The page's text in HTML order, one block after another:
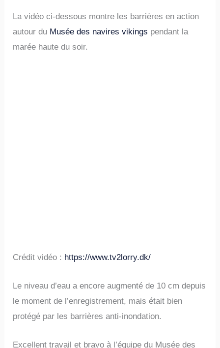
La vidéo ci-dessous montre les barrières en action
autour du Musée des navires vikings pendant la
marée haute du soir.
Crédit vidéo : https://www.tv2lorry.dk/
Le niveau d’eau a encore augmenté de 10 cm depuis
le moment de l’enregistrement, mais était bien
protégé par les barrières anti-inondation.
Excellent travail et bravo à l’équipe du Musée des